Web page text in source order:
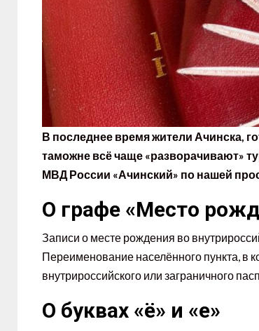
В последнее время жители Ачинска,
таможне всё чаще «разворачивают»
МВД России «Ачинский» по нашей
О графе «Место
Записи о месте рождения во
Переименование населённого пункта, в
внутрироссийского или заграничного
О буквах «ё» и «е»